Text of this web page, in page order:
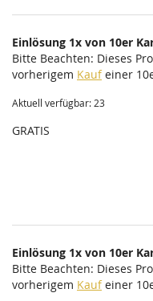
Einlösung 1x von 10er
Bitte Beachten: Dieses
vorherigem Kaufeiner
Aktuell verfügbar: 23
GRATIS
Einlösung 1x von 10er
Bitte Beachten: Dieses
vorherigem Kaufeiner